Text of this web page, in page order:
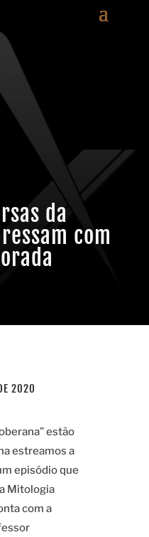
da
com
2020
estão
estreamos a
episódio que
Mitologia
com a